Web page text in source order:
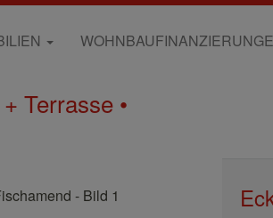
Terrasse •